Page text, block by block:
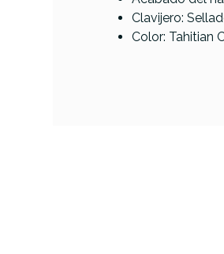
Clavijero:
Color: Tahitian